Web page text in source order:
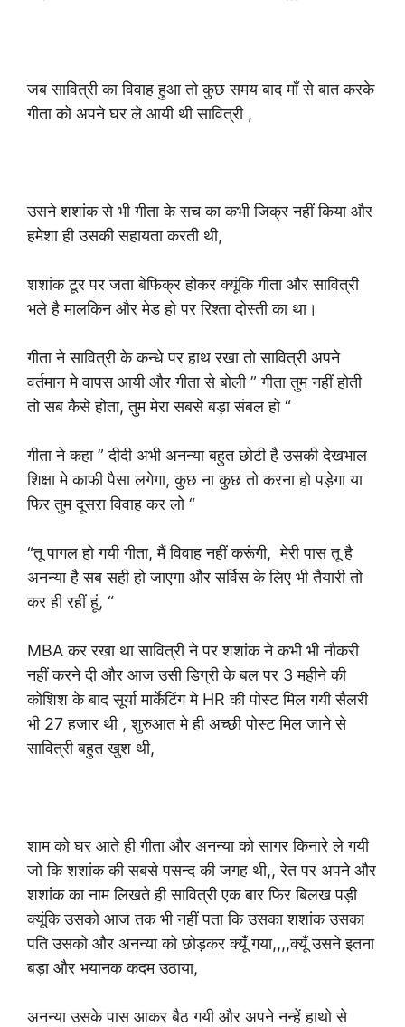
जब सावित्री का विवाह हुआ तो कुछ समय बाद माँ से बात करके
गीता को अपने घर ले आयी थी सावित्री ,
उसने शशांक से भी गीता के सच का कभी जिक्र नहीं किया और
हमेशा ही उसकी सहायता करती थी,
शशांक टूर पर जता बेफिक्र होकर क्यूंकि गीता और सावित्री
भले है मालकिन और मेड हो पर रिश्ता दोस्ती का था।
गीता ने सावित्री के कन्धे पर हाथ रखा तो सावित्री अपने
वर्तमान मे वापस आयी और गीता से बोली ” गीता तुम नहीं होती
तो सब कैसे होता, तुम मेरा सबसे बड़ा संबल हो “
गीता ने कहा ” दीदी अभी अनन्या बहुत छोटी है उसकी देखभाल
शिक्षा मे काफी पैसा लगेगा, कुछ ना कुछ तो करना हो पड़ेगा या
फिर तुम दूसरा विवाह कर लो “
“तू पागल हो गयी गीता, मैं विवाह नहीं करूंगी, मेरी पास तू है
अनन्या है सब सही हो जाएगा और सर्विस के लिए भी तैयारी तो
कर ही रहीं हूं, “
MBA कर रखा था सावित्री ने पर शशांक ने कभी भी नौकरी
नहीं करने दी और आज उसी डिग्री के बल पर 3 महीने की
कोशिश के बाद सूर्या मार्केटिंग मे HR की पोस्ट मिल गयी सैलरी
भी 27 हजार थी , शुरुआत मे ही अच्छी पोस्ट मिल जाने से
सावित्री बहुत खुश थी,
शाम को घर आते ही गीता और अनन्या को सागर किनारे ले गयी
जो कि शशांक की सबसे पसन्द की जगह थी,, रेत पर अपने और
शशांक का नाम लिखते ही सावित्री एक बार फिर बिलख पड़ी
क्यूंकि उसको आज तक भी नहीं पता कि उसका शशांक उसका
पति उसको और अनन्या को छोड़कर क्यूँ गया,,,,क्यूँ उसने इतना
बड़ा और भयानक कदम उठाया,
अनन्या उसके पास आकर बैठ गयी और अपने नन्हें हाथो से